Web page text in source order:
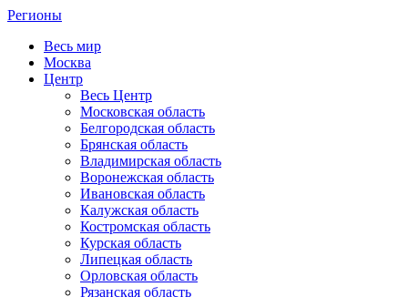
Регионы
Весь мир
Москва
Центр
Весь Центр
Московская область
Белгородская область
Брянская область
Владимирская область
Воронежская область
Ивановская область
Калужская область
Костромская область
Курская область
Липецкая область
Орловская область
Рязанская область